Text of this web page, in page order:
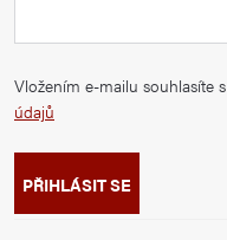
Vložením e-mailu souhlasíte s
údajů
PŘIHLÁSIT SE